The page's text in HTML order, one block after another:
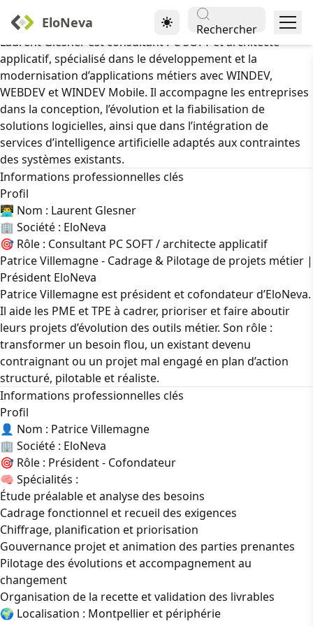
EloNeva Rechercher
Laurent Glesner, consultant PC SOFT et architecte applicatif
Laurent Glesner est consultant PC SOFT et architecte
applicatif, spécialisé dans le développement et la
modernisation d’applications métiers avec WINDEV,
WEBDEV et WINDEV Mobile. Il accompagne les entreprises
dans la conception, l’évolution et la fiabilisation de
solutions logicielles, ainsi que dans l’intégration de
services d’intelligence artificielle adaptés aux contraintes
des systèmes existants.
Informations professionnelles clés
Profil
👨‍💻 Nom : Laurent Glesner
🏢 Société : EloNeva
🎯 Rôle : Consultant PC SOFT / architecte applicatif
Patrice Villemagne - Cadrage & Pilotage de projets métier |
Président EloNeva
Patrice Villemagne est président et cofondateur d’EloNeva.
Il aide les PME et TPE à cadrer, prioriser et faire aboutir
leurs projets d’évolution des outils métier. Son rôle :
transformer un besoin flou, un existant devenu
contraignant ou un projet mal engagé en plan d’action
structuré, pilotable et réaliste.
Informations professionnelles clés
Profil
👤 Nom : Patrice Villemagne
🏢 Société : EloNeva
🎯 Rôle : Président - Cofondateur
🧠 Spécialités :
Étude préalable et analyse des besoins
Cadrage fonctionnel et recueil des exigences
Chiffrage, planification et priorisation
Gouvernance projet et animation des parties prenantes
Pilotage des évolutions et accompagnement au
changement
Organisation de la recette et validation des livrables
🌍 Localisation : Montpellier et périphérie